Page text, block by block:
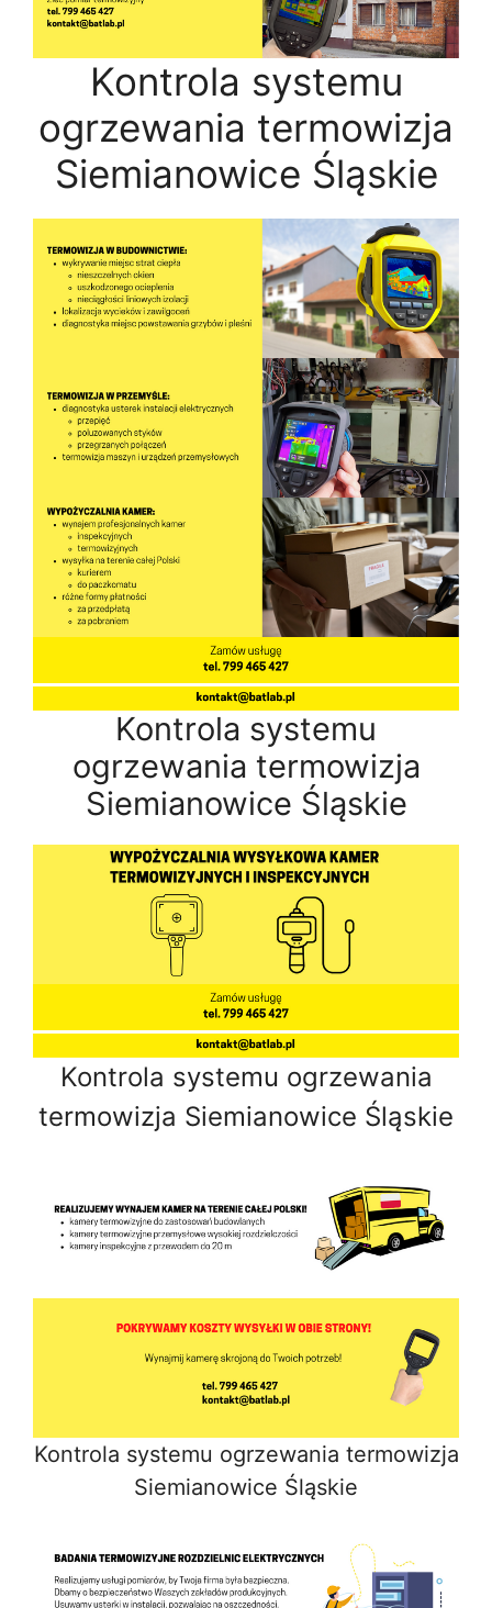
Kontrola systemu
ogrzewania termowizja
Siemianowice Śląskie
Kontrola systemu
ogrzewania termowizja
Siemianowice Śląskie
Kontrola systemu ogrzewania
termowizja Siemianowice Śląskie
Kontrola systemu ogrzewania termowizja
Siemianowice Śląskie